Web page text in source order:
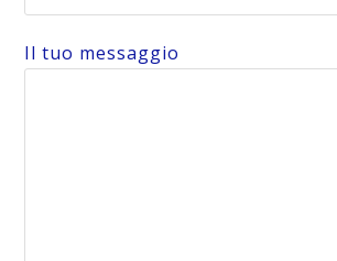
Il tuo messaggio